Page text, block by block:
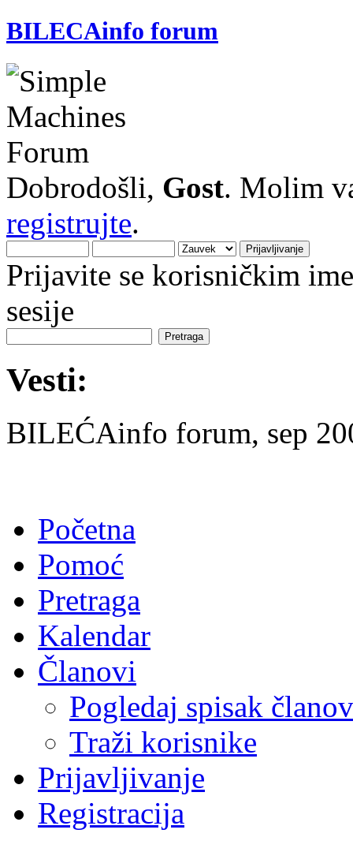
BILECAinfo forum
Dobrodošli, Gost. Molim
registrujte.
Prijavite se korisničkim
sesije
Vesti:
BILEĆAinfo forum, sep
Početna
Pomoć
Pretraga
Kalendar
Članovi
Pogledaj spisak
Traži korisnike
Prijavljivanje
Registracija